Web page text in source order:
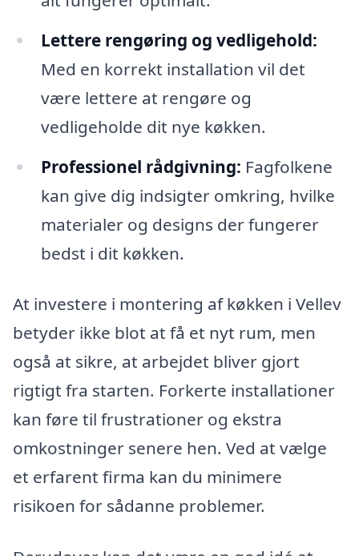
Lettere rengøring og vedligehold:
Med en korrekt installation vil det
være lettere at rengøre og
vedligeholde dit nye køkken.
Professionel rådgivning: Fagfolkene
kan give dig indsigter omkring, hvilke
materialer og designs der fungerer
bedst i dit køkken.
At investere i montering af køkken i Vellev
betyder ikke blot at få et nyt rum, men
også at sikre, at arbejdet bliver gjort
rigtigt fra starten. Forkerte installationer
kan føre til frustrationer og ekstra
omkostninger senere hen. Ved at vælge
et erfarent firma kan du minimere
risikoen for sådanne problemer.